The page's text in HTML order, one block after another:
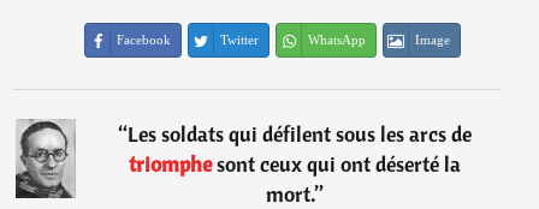
Facebook Twitter WhatsApp Image
“Les soldats qui défilent sous les arcs de
triomphesont ceux qui ont déserté la
mort.”